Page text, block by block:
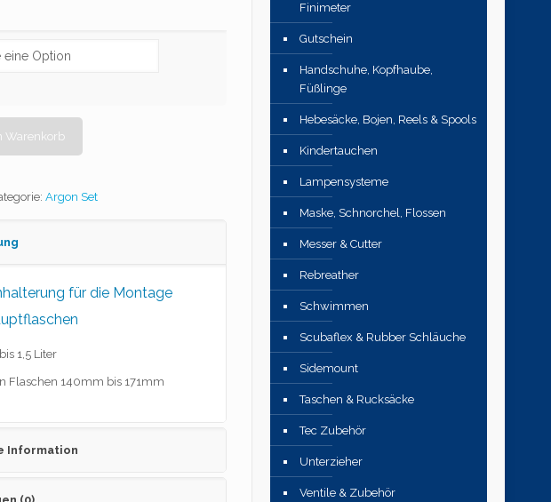
Warenkorb
Argon Set
für die Montage
1,5 Liter
Flaschen 140mm bis 171mm
Information
Finimeter
Gutschein
Handschuhe, Kopfhaube,
Füßlinge
Hebesäcke, Bojen, Reels & Spools
Kindertauchen
Lampensysteme
Maske, Schnorchel, Flossen
Messer & Cutter
Rebreather
Schwimmen
Scubaflex & Rubber Schläuche
Sidemount
Taschen & Rucksäcke
Tec Zubehör
Unterzieher
Ventile & Zubehör